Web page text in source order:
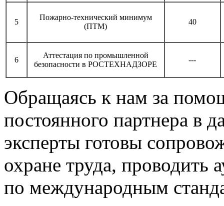
5
Пожарно-технический минимум
(ПТМ)
40
6
Аттестация по промышленной
безопасности в РОСТЕХНАДЗОРЕ
---
Обращаясь к нам за
постоянного партнера в
эксперты готовы
охране труда, проводить
по международным